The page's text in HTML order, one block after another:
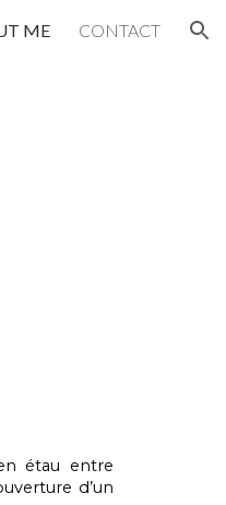
ME CONTACT
étau entre
d’un